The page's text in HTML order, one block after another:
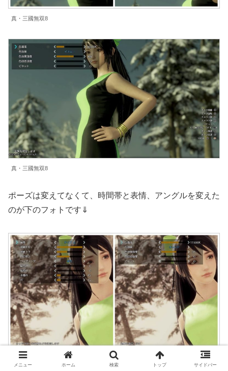
真・三國無双8
真・三國無双8
ポーズは変えてなくて、時間帯と表情、アングルを変えた
のが下のフォトです⇓
真・三國無双8
メニュー ホーム 検索 トップ サイドバー